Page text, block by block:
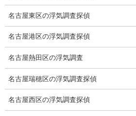
ドメスティックバイオレンスDV調査
いじめ・子供の虐待
別れさせ屋
盗聴調査
盗聴調査料金
盗聴器の種類
名古屋東区の浮気調査探偵
名古屋港区の浮気調査探偵
名古屋熱田区の浮気調査
名古屋瑞穂区の浮気調査探偵
名古屋西区の浮気調査探偵